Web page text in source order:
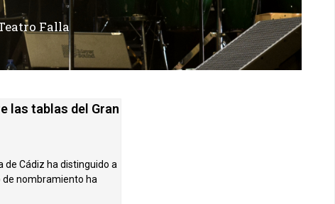
Falla
las tablas del Gran
de Cádiz ha distinguido a
de nombramiento ha